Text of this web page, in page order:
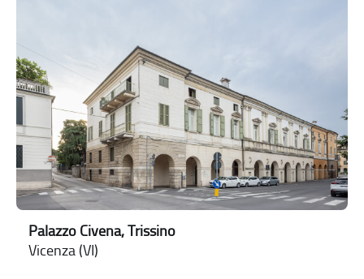
Palazzo Civena, Trissino
Vicenza (VI)